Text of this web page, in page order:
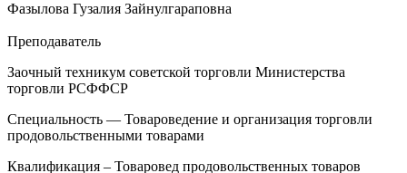
Фазылова Гузалия Зайнулгараповна
Преподаватель
Заочный техникум советской торговли Министерства
торговли РСФФСР
Специальность — Товароведение и организация торговли
продовольственными товарами
Квалификация – Товаровед продовольственных товаров